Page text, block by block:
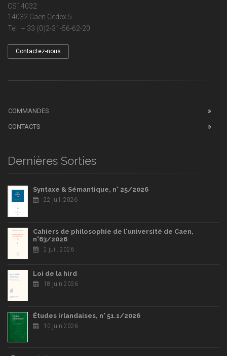
CS14032
14032 Caen Cedex 5
Tel : + 33 (0)2-31-56-62-20
Contactez-nous
COMMANDES
CONTACTS
Dernières Sorties
Syntaxe & Sémantique, n° 25/2026
22 juil. 2026
Cahiers de philosophie de l'université de Caen,
n°63/2026
2 juil. 2026
Loi de la hird
18 juin 2026
Études irlandaises, n° 51.1/2026
10 juin 2026